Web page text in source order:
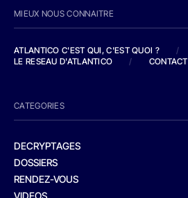
MIEUX NOUS CONNAITRE
ATLANTICO C'EST QUI, C'EST QUOI ?
/
LE RESEAU D'ATLANTICO
/ CONTACT
CATEGORIES
DECRYPTAGES
DOSSIERS
RENDEZ-VOUS
VIDEOS